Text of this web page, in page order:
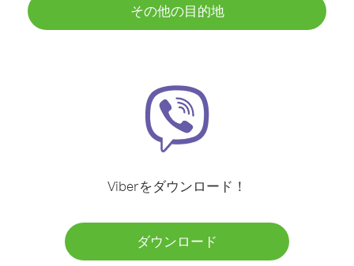
その他の目的地
Viberをダウンロード！
ダウンロード